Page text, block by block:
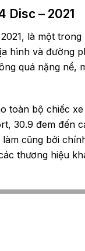
Disc – 2021
là một
hình và đường
quá nặng nề,
toàn bộ chiếc
30.9 đem đến
cũng bởi
thương hiệu